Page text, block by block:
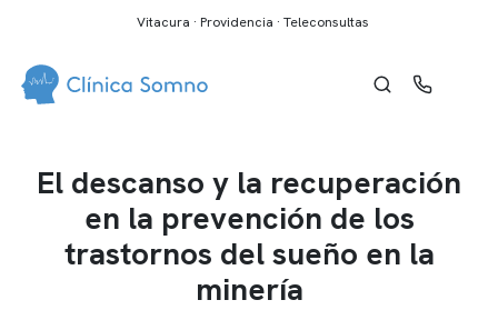
Vitacura · Providencia · Teleconsultas
El descanso y la recuperación
en la prevención de los
trastornos del sueño en la
minería